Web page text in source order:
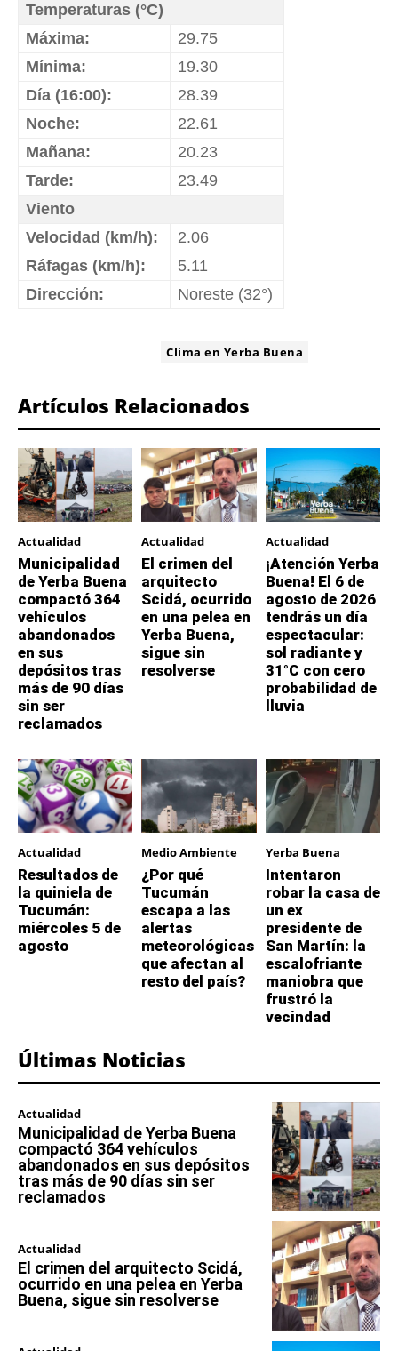
Temperaturas (°C)
Máxima:
29.75
Mínima:
19.30
Día (16:00):
28.39
Noche:
22.61
Mañana:
20.23
Tarde:
23.49
Viento
Velocidad (km/h):
2.06
Ráfagas (km/h):
5.11
Dirección:
Noreste (32°)
Clima en Yerba Buena
Artículos Relacionados
Actualidad
Municipalidad
de Yerba Buena
compactó 364
vehículos
abandonados
en sus
depósitos tras
más de 90 días
sin ser
reclamados
Actualidad
El crimen del
arquitecto
Scidá, ocurrido
en una pelea en
Yerba Buena,
sigue sin
resolverse
Actualidad
¡Atención Yerba
Buena! El 6 de
agosto de 2026
tendrás un día
espectacular:
sol radiante y
31°C con cero
probabilidad de
lluvia
Actualidad
Resultados de
la quiniela de
Tucumán:
miércoles 5 de
agosto
Medio Ambiente
¿Por qué
Tucumán
escapa a las
alertas
meteorológicas
que afectan al
resto del país?
Yerba Buena
Intentaron
robar la casa de
un ex
presidente de
San Martín: la
escalofriante
maniobra que
frustró la
vecindad
Últimas Noticias
Actualidad
Municipalidad de Yerba Buena
compactó 364 vehículos
abandonados en sus depósitos
tras más de 90 días sin ser
reclamados
Actualidad
El crimen del arquitecto Scidá,
ocurrido en una pelea en Yerba
Buena, sigue sin resolverse